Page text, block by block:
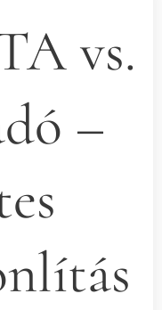
vs.
–